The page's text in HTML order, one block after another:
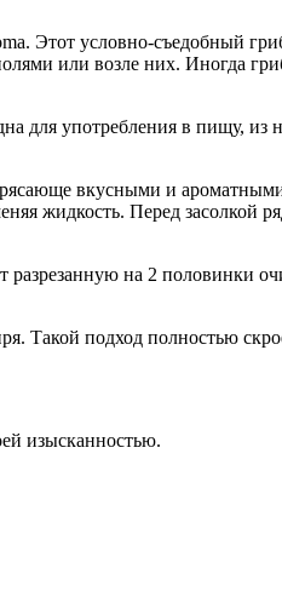
Этот условно-съедобный
или возле них. Иногда
для употребления в пищу, из
вкусными и
жидкость. Перед засолкой
разрезанную на 2 половинки
Такой подход полностью
изысканностью.